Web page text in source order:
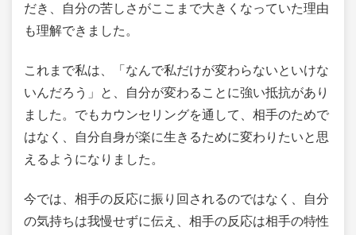
だき、自分の苦しさがここまで大きくなっていた理由
も理解できました。
これまで私は、「なんで私だけが変わらないといけな
いんだろう」と、自分が変わることに強い抵抗があり
ました。でもカウンセリングを通して、相手のためで
はなく、自分自身が楽に生きるために変わりたいと思
えるようになりました。
今では、相手の反応に振り回されるのではなく、自分
の気持ちは我慢せずに伝え、相手の反応は相手の特性